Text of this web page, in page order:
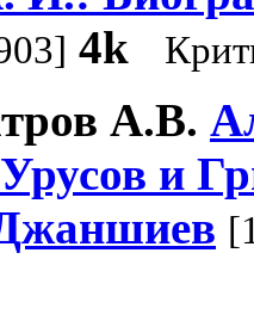
4k
А.В.
и